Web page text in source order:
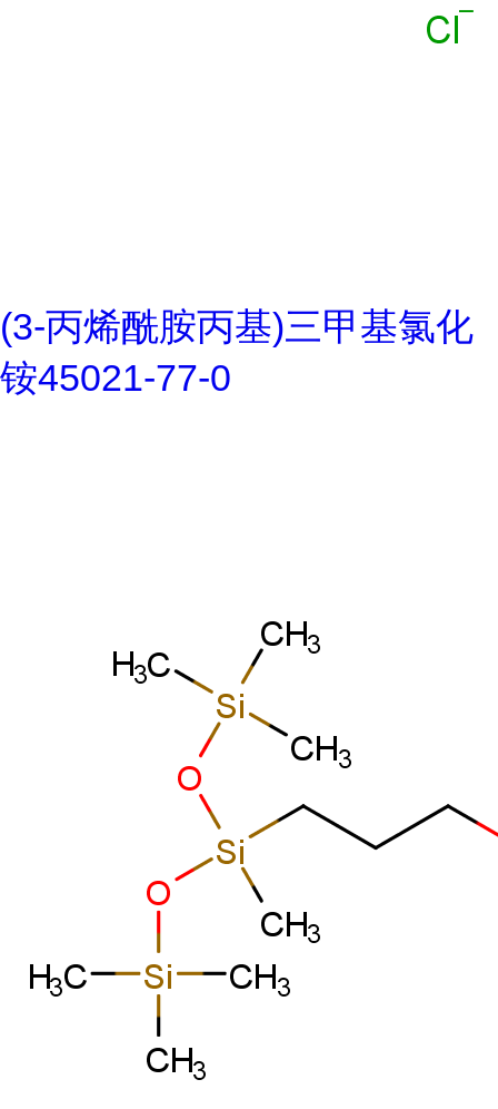
(3-丙烯酰胺丙基)三甲基氯化
铵45021-77-0